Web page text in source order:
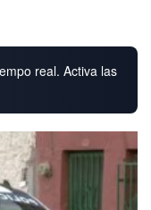
real. Activa las